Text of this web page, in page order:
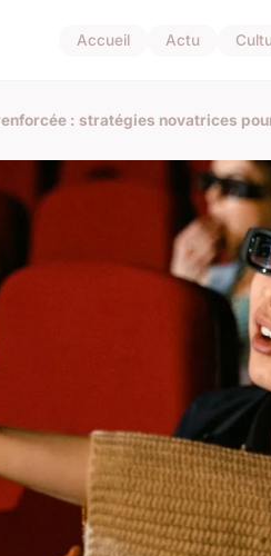
Accueil Actu
: stratégies novatrices